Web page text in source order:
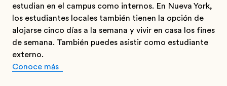
estudian en el campus como internos. En Nueva York,
los estudiantes locales también tienen la opción de
alojarse cinco días a la semana y vivir en casa los fines
de semana. También puedes asistir como estudiante
externo.
Conoce más